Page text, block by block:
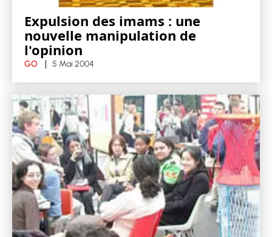
Expulsion des imams : une
nouvelle manipulation de
l'opinion
GO 5 Mai 2004